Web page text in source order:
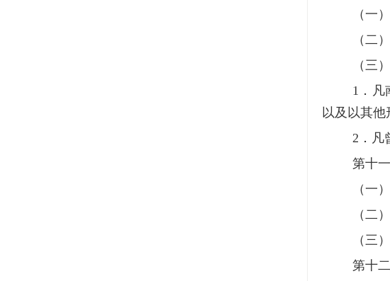
（一
（二
（三
1 ．
以及以其他
2 ．
第十
（一
（二
（三
第十